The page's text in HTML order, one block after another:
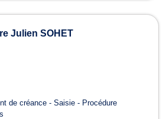
Julien SOHET
de créance - Saisie - Procédure